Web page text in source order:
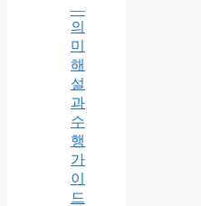
—
의
미
해
설
과
수
행
가
이
드